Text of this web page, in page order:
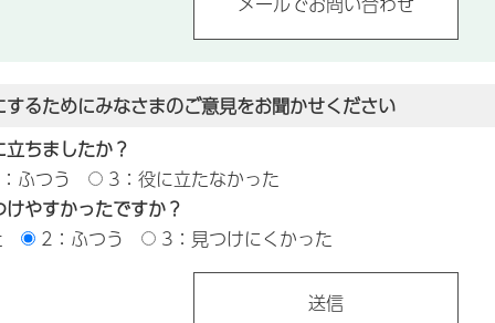
るためにみなさまのご意見をお聞かせください
ちましたか？
ふつう
3：役に立たなかった
やすかったですか？
2：ふつう 3：見つけにくかった